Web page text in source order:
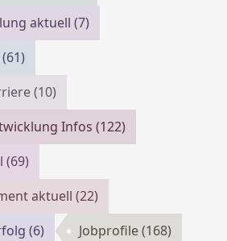
aktuell(7)
(61)
(10)
Infos(122)
(69)
aktuell(22)
(6) Jobprofile(168)